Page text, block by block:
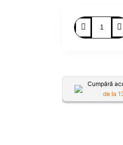
Cumpără
de la